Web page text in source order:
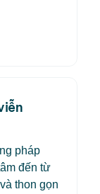
pháp
đến từ
thon gọn